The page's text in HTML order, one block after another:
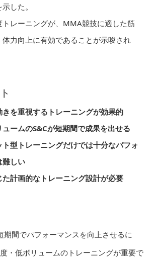
した。
トレーニングが、MMA競技に適した筋
力向上に有効であることが示唆され
を重視するトレーニングが効果的
ームのS&Cが短期間で成果を出せる
型トレーニングだけでは十分なパフォ
難しい
計画的なトレーニング設計が必要
期間でパフォーマンスを向上させるに
・低ボリュームのトレーニングが重要で